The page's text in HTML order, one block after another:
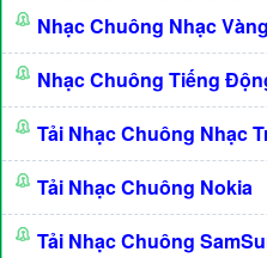
Nhạc Chuông Nhạc
Nhạc Chuông Tiếng
Tải Nhạc Chuông Nhạc
Tải Nhạc Chuông Nokia
Tải Nhạc Chuông